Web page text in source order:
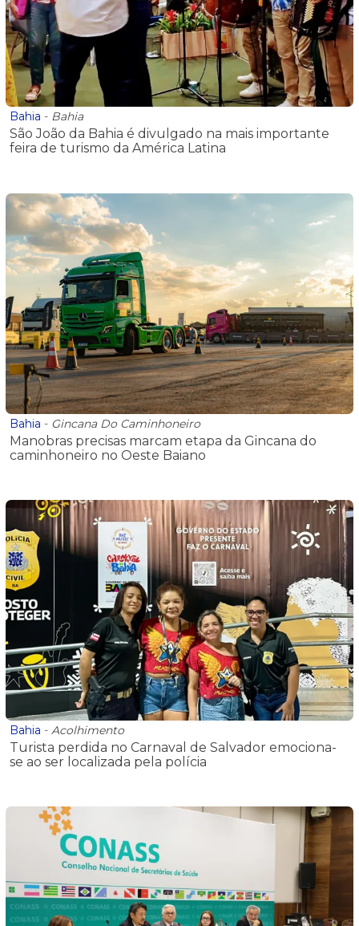
Bahia - Bahia
São João da Bahia é divulgado na mais importante
feira de turismo da América Latina
Bahia - Gincana Do Caminhoneiro
Manobras precisas marcam etapa da Gincana do
caminhoneiro no Oeste Baiano
Bahia - Acolhimento
Turista perdida no Carnaval de Salvador emociona-
se ao ser localizada pela polícia